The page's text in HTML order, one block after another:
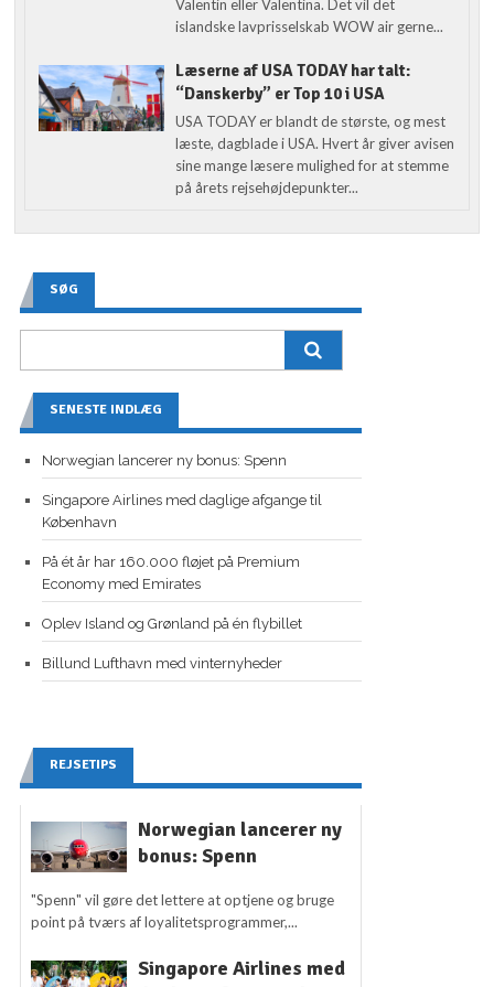
Valentin eller Valentina. Det vil det
islandske lavprisselskab WOW air gerne...
Læserne af USA TODAY har talt:
“Danskerby” er Top 10 i USA
USA TODAY er blandt de største, og mest
læste, dagblade i USA. Hvert år giver avisen
sine mange læsere mulighed for at stemme
på årets rejsehøjdepunkter...
SØG
SENESTE INDLÆG
Norwegian lancerer ny bonus: Spenn
Singapore Airlines med daglige afgange til
København
På ét år har 160.000 fløjet på Premium
Economy med Emirates
Oplev Island og Grønland på én flybillet
Billund Lufthavn med vinternyheder
REJSETIPS
Norwegian lancerer ny
bonus: Spenn
"Spenn" vil gøre det lettere at optjene og bruge
point på tværs af loyalitetsprogrammer,...
Singapore Airlines med